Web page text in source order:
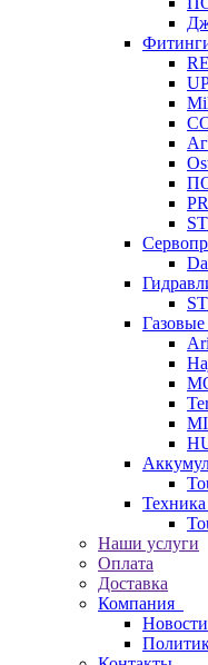
Газовые
Наши услуги
Оплата
Доставка
Компания
Новости